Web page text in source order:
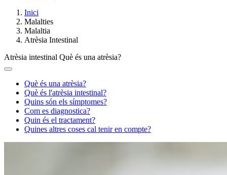
Breadcrumb
Inici
Malalties
Malaltia
Atrèsia Intestinal
Atrèsia intestinal Què és una atrèsia?
Què és una atrèsia?
Què és l'atrèsia intestinal?
Quins són els símptomes?
Com es diagnostica?
Quin és el tractament?
Quines altres coses cal tenir en compte?